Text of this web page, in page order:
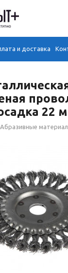
и доставка
22
Абразивные